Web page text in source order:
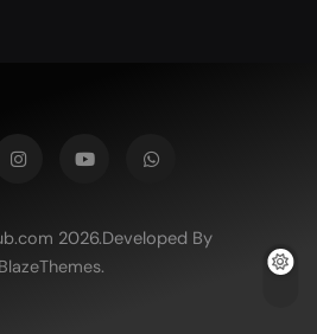
2026.Developed By
BlazeThemes.